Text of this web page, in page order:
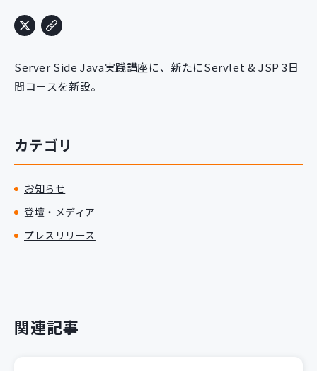
定型コース
新規開発サービス
導入事例
イベント・セミナー
採用情報
Server Side Java実践講座に、新たにServlet & JSP 3日
間コースを新設。
カテゴリ
お知らせ
登壇・メディア
プレスリリース
関連記事